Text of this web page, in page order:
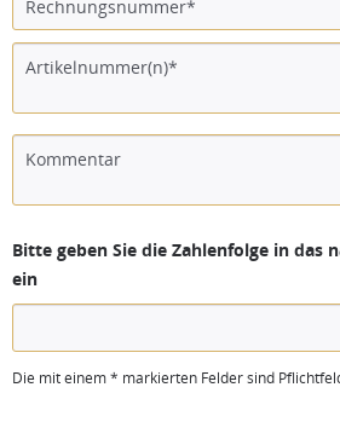
Bitte geben Sie die Zahlenfolge in das
ein
Die mit einem * markierten Felder sind